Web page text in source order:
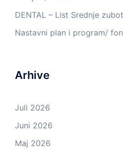
DENTAL – List Srednje
Nastavni plan i program/
Arhive
Juli 2026
Juni 2026
Maj 2026